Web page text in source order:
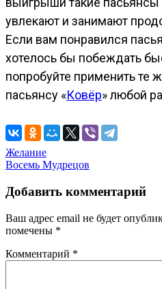
увлекают и занимают
Если вам понравился
хотелось бы побеждать
попробуйте применить те
пасьянсу «Ковёр» любой
Навигация
по
записям
Желание
Восемь Мудрецов
Добавить комментарий
Ваш адрес email не будет
помечены *
Комментарий *